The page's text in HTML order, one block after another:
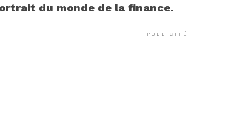
du monde de la finance.
PUBLICITÉ